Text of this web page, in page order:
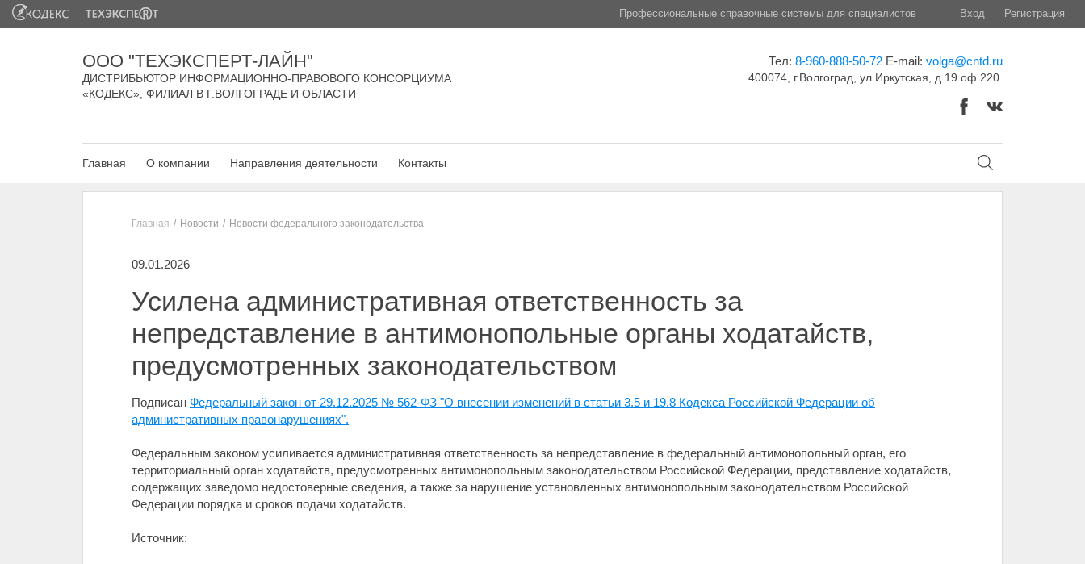
Профессиональные справочные системы для специалистов Вход Регистрация
ООО "ТЕХЭКСПЕРТ-ЛАЙН"
ДИСТРИБЬЮТОР ИНФОРМАЦИОННО-ПРАВОВОГО КОНСОРЦИУМА
«КОДЕКС», ФИЛИАЛ В Г.ВОЛГОГРАДЕ И ОБЛАСТИ
Тел: 8-960-888-50-72 E-mail: volga@cntd.ru
400074, г.Волгоград, ул.Иркутская, д.19 оф.220.
Главная О компании Направления деятельности Контакты
Главная Новости Новости федерального законодательства
09.01.2026
Усилена административная ответственность за
непредставление в антимонопольные органы ходатайств,
предусмотренных законодательством
Подписан Федеральный закон от 29.12.2025 № 562-ФЗ "О внесении изменений в статьи 3.5 и 19.8 Кодекса Российской Федерации об
административных правонарушениях".
Федеральным законом усиливается административная ответственность за непредставление в федеральный антимонопольный орган, его
территориальный орган ходатайств, предусмотренных антимонопольным законодательством Российской Федерации, представление ходатайств,
содержащих заведомо недостоверные сведения, а также за нарушение установленных антимонопольным законодательством Российской
Федерации порядка и сроков подачи ходатайств.
Источник: